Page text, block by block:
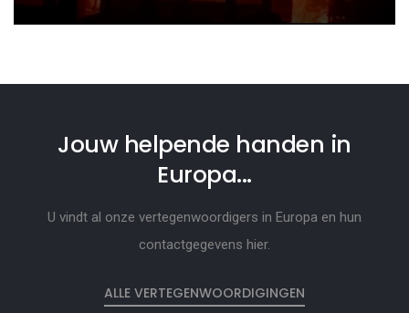
Jouw helpende handen in
Europa...
U vindt al onze vertegenwoordigers in Europa en hun
contactgegevens hier.
ALLE VERTEGENWOORDIGINGEN